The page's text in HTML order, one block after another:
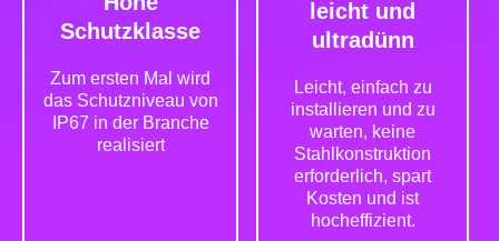
Schutzklasse
Zum ersten Mal wird
das Schutzniveau von
IP67 in der Branche
realisiert
leicht und
ultradünn
Leicht, einfach zu
installieren und zu
warten, keine
Stahlkonstruktion
erforderlich, spart
Kosten und ist
hocheffizient.